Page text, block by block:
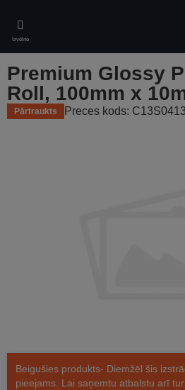
main
content
Izvēlne
Premium Glossy
Roll, 100mm x
Pārtraukts Preces kods:
Beigušies produkts- Diemžēl šis
pieejams. Lai saņemtu atbalstu arī